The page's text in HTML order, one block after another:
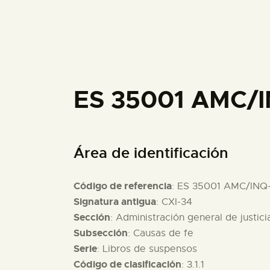
ES 35001
Área de identificación
Código de referencia: ES 35001 AMC/
Signatura antigua: CXI-34
Sección: Administración general de
Subsección: Causas de fe
Serie: Libros de suspensos
Código de clasificación: 3.1.1